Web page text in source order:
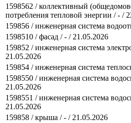
1598562 / коллективный
потребления тепловой энергии / - /
159856 / инженерная система
1598510 / фасад / - / 21.05.2026
159852 / инженерная система
21.05.2026
159854 / инженерная система
1598550 / инженерная система
21.05.2026
1598551 / инженерная система
21.05.2026
159858 / крыша / - / 21.05.2026